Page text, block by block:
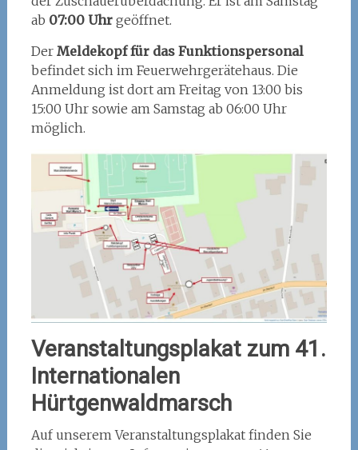
ab 07:00 Uhr geöffnet.
Der Meldekopf für das Funktionspersonal
befindet sich im Feuerwehrgerätehaus. Die
Anmeldung ist dort am Freitag von 13:00 bis
15:00 Uhr sowie am Samstag ab 06:00 Uhr
möglich.
Veranstaltungsplakat zum 41.
Internationalen
Hürtgenwaldmarsch
Auf unserem Veranstaltungsplakat finden Sie